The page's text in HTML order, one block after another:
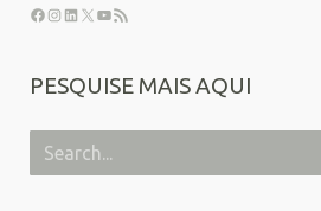
PESQUISE MAIS AQUI